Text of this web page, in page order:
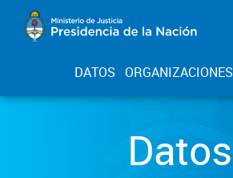
DATOS ORGANIZACIONES
Datos